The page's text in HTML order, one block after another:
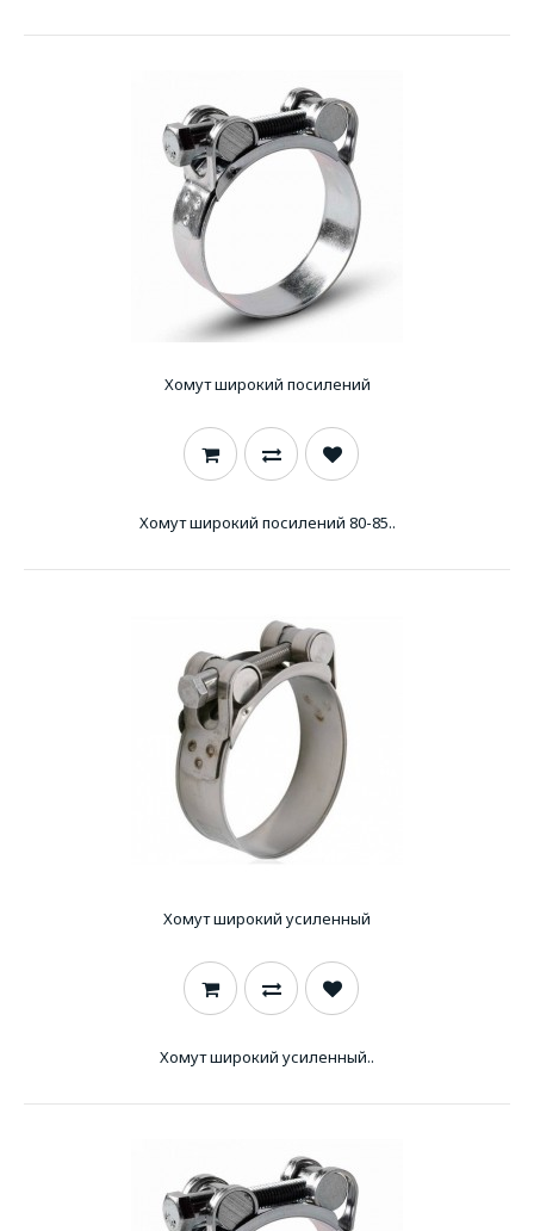
Хомут широкий посилений
Хомут широкий посилений 80-85..
Хомут широкий усиленный
Хомут широкий усиленный..